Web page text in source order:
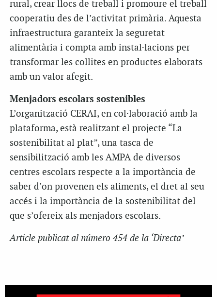
rural, crear llocs de treball i promoure el treball
cooperatiu des de l’activitat primària. Aquesta
infraestructura garanteix la seguretat
alimentària i compta amb instal·lacions per
transformar les collites en productes elaborats
amb un valor afegit.
Menjadors escolars sostenibles
L’organització CERAI, en col·laboració amb la
plataforma, està realitzant el projecte “La
sostenibilitat al plat”, una tasca de
sensibilització amb les AMPA de diversos
centres escolars respecte a la importància de
saber d’on provenen els aliments, el dret al seu
accés i la importància de la sostenibilitat del
que s’ofereix als menjadors escolars.
Article publicat al número 454 de la ‘Directa’